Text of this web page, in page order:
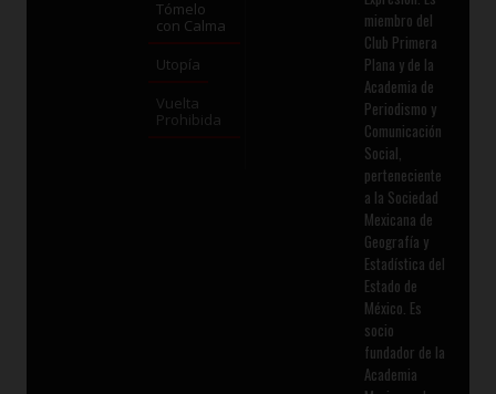
Tómelo
con Calma
Utopía
Vuelta
Prohibida
miembro del
Club Primera
Plana y de la
Academia de
Periodismo y
Comunicación
Social,
perteneciente
a la Sociedad
Mexicana de
Geografía y
Estadística del
Estado de
México. Es
socio
fundador de la
Academia